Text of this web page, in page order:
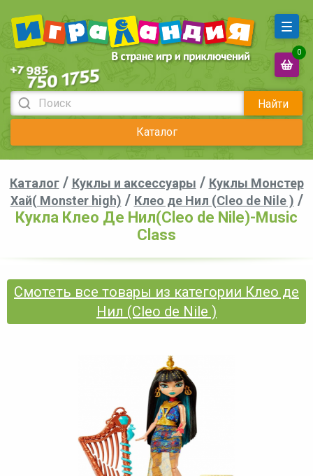
Найти
Каталог
0
Каталог/ Куклы и аксессуары / Куклы Монстер
Хай( Monster high) / Клео де Нил (Cleo de Nile ) /
Кукла Клео Де Нил(Cleo de Nile)-Music
Class
Смотеть все товары из категории Клео де
Нил (Cleo de Nile )